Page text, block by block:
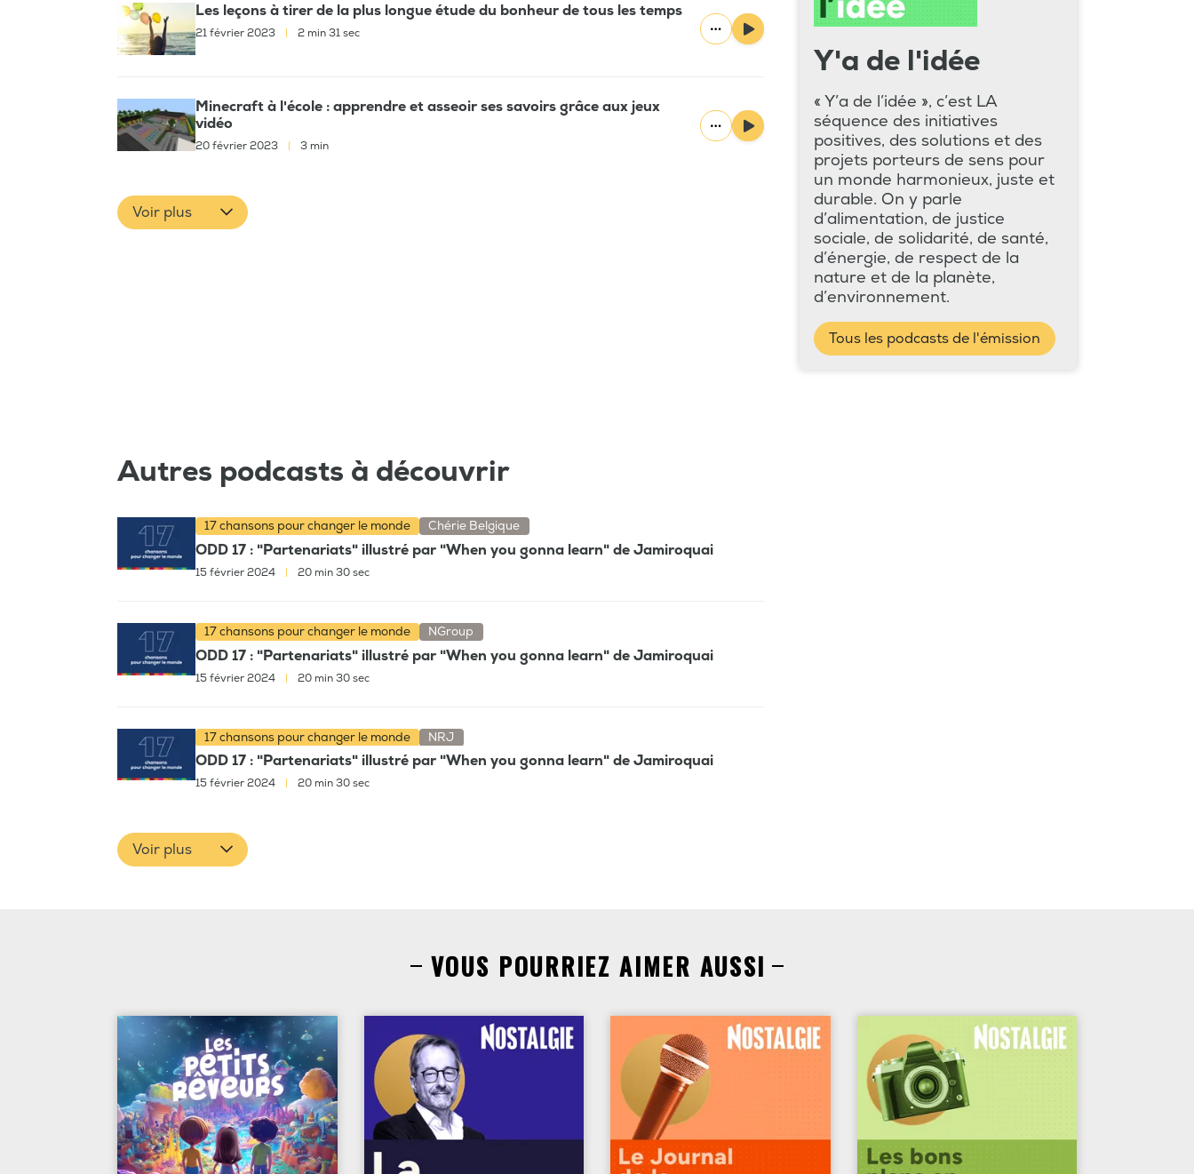
Les leçons à tirer de la plus longue étude du bonheur de tous les temps
21 février 2023 2 min 31 sec
Minecraft à l'école : apprendre et asseoir ses savoirs grâce aux jeux
vidéo
20 février 2023 3 min
Voir plus
Y'a de l'idée
« Y’a de l’idée », c’est LA
séquence des initiatives
positives, des solutions et des
projets porteurs de sens pour
un monde harmonieux, juste et
durable. On y parle
d’alimentation, de justice
sociale, de solidarité, de santé,
d’énergie, de respect de la
nature et de la planète,
d’environnement.
Tous les podcasts de l'émission
Autres podcasts à découvrir
17 chansons pour changer le monde Chérie Belgique
ODD 17 : "Partenariats" illustré par "When you gonna learn" de Jamiroquai
15 février 2024 20 min 30 sec
17 chansons pour changer le monde NGroup
ODD 17 : "Partenariats" illustré par "When you gonna learn" de Jamiroquai
15 février 2024 | 20 min 30 sec
17 chansons pour changer le monde NRJ
ODD 17 : "Partenariats" illustré par "When you gonna learn" de Jamiroquai
15 février 2024 20 min 30 sec
Voir plus
VOUS POURRIEZ AIMER AUSSI